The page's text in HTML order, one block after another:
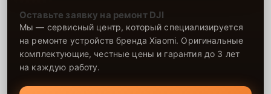
Оставьте заявку на ремонт DJI
Мы — сервисный центр, который специализируется
на ремонте устройств бренда Xiaomi. Оригинальные
комплектующие, честные цены и гарантия до 3 лет
на каждую работу.